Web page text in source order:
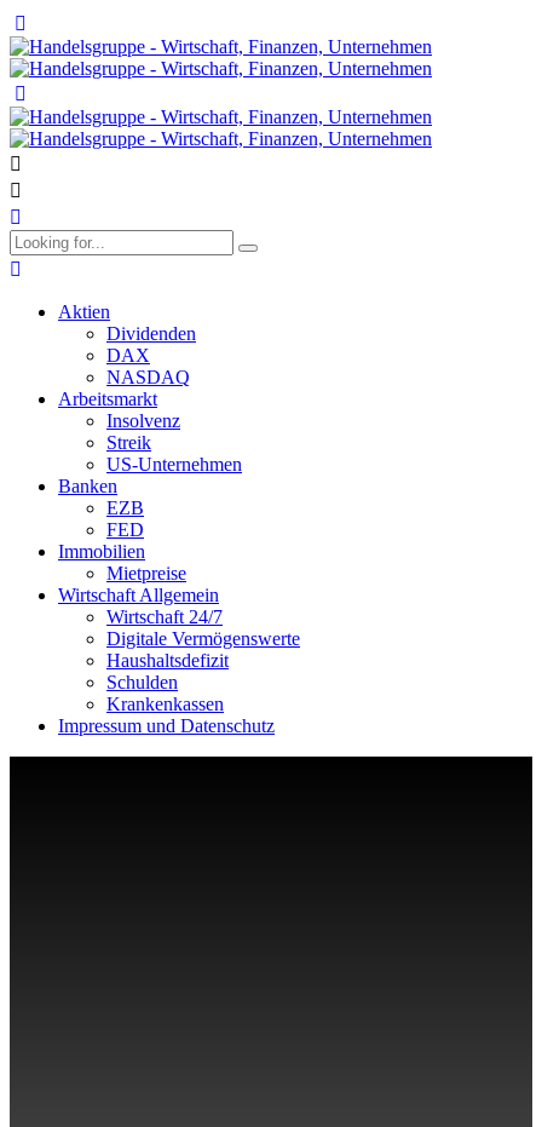
Aktien
Dividenden
DAX
NASDAQ
Arbeitsmarkt
Insolvenz
Streik
US-Unternehmen
Banken
EZB
FED
Immobilien
Mietpreise
Wirtschaft Allgemein
Wirtschaft 24/7
Digitale Vermögenswerte
Haushaltsdefizit
Schulden
Krankenkassen
Impressum und Datenschutz